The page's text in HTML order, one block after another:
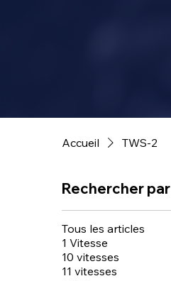
Accueil TWS-2
Rechercher par
Tous les articles
1 Vitesse
10 vitesses
11 vitesses